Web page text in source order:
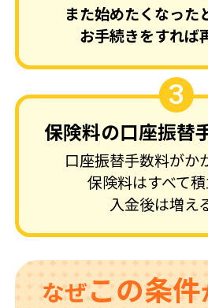
また始めたくなった
お手続きをすれば
3
保険料の口座振替
口座振替手数料がか
保険料はすべて積
入金後は増え
なぜこの条件